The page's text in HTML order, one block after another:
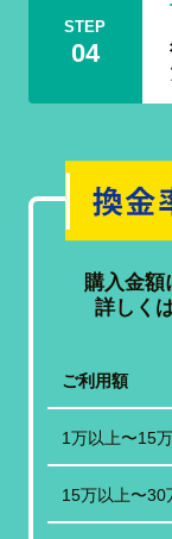
STEP
04
購入金額
詳しく
ご利用額
1万以上〜15
15万以上〜30